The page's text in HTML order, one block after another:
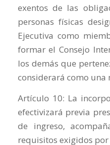
exentos de las
personas físicas
Ejecutiva como
formar el Consejo
los demás que
considerará como una
Artículo 10: La
efectivizará previa
de ingreso,
requisitos exigidos